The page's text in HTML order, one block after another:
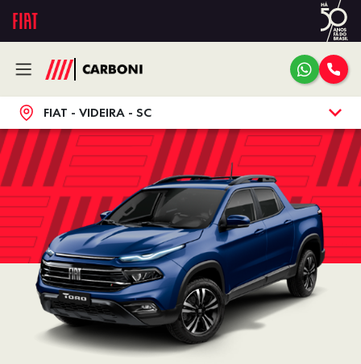
FIAT - VIDEIRA - SC